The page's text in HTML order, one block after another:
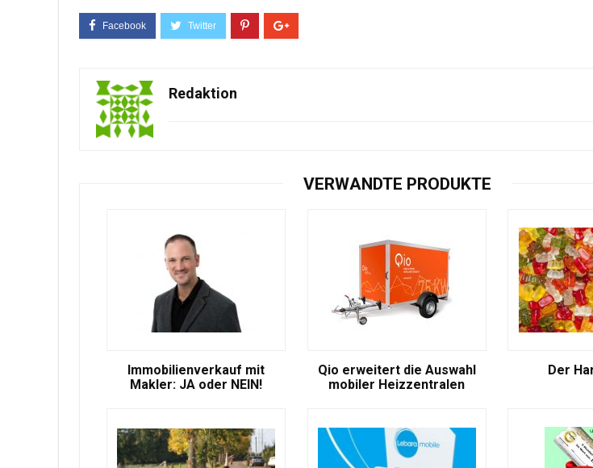
Redaktion
VERWANDTE PRODUKTE
Immobilienverkauf mit
Makler: JA oder NEIN!
Qio erweitert die Auswahl
mobiler Heizzentralen
Der